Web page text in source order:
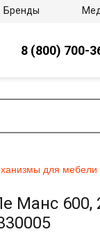
для мебели
Манс
Бренды
8 (800) 700-